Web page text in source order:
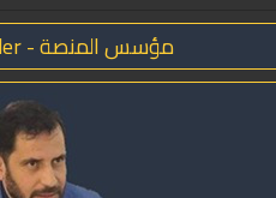
مؤسس المنصة - The Founder